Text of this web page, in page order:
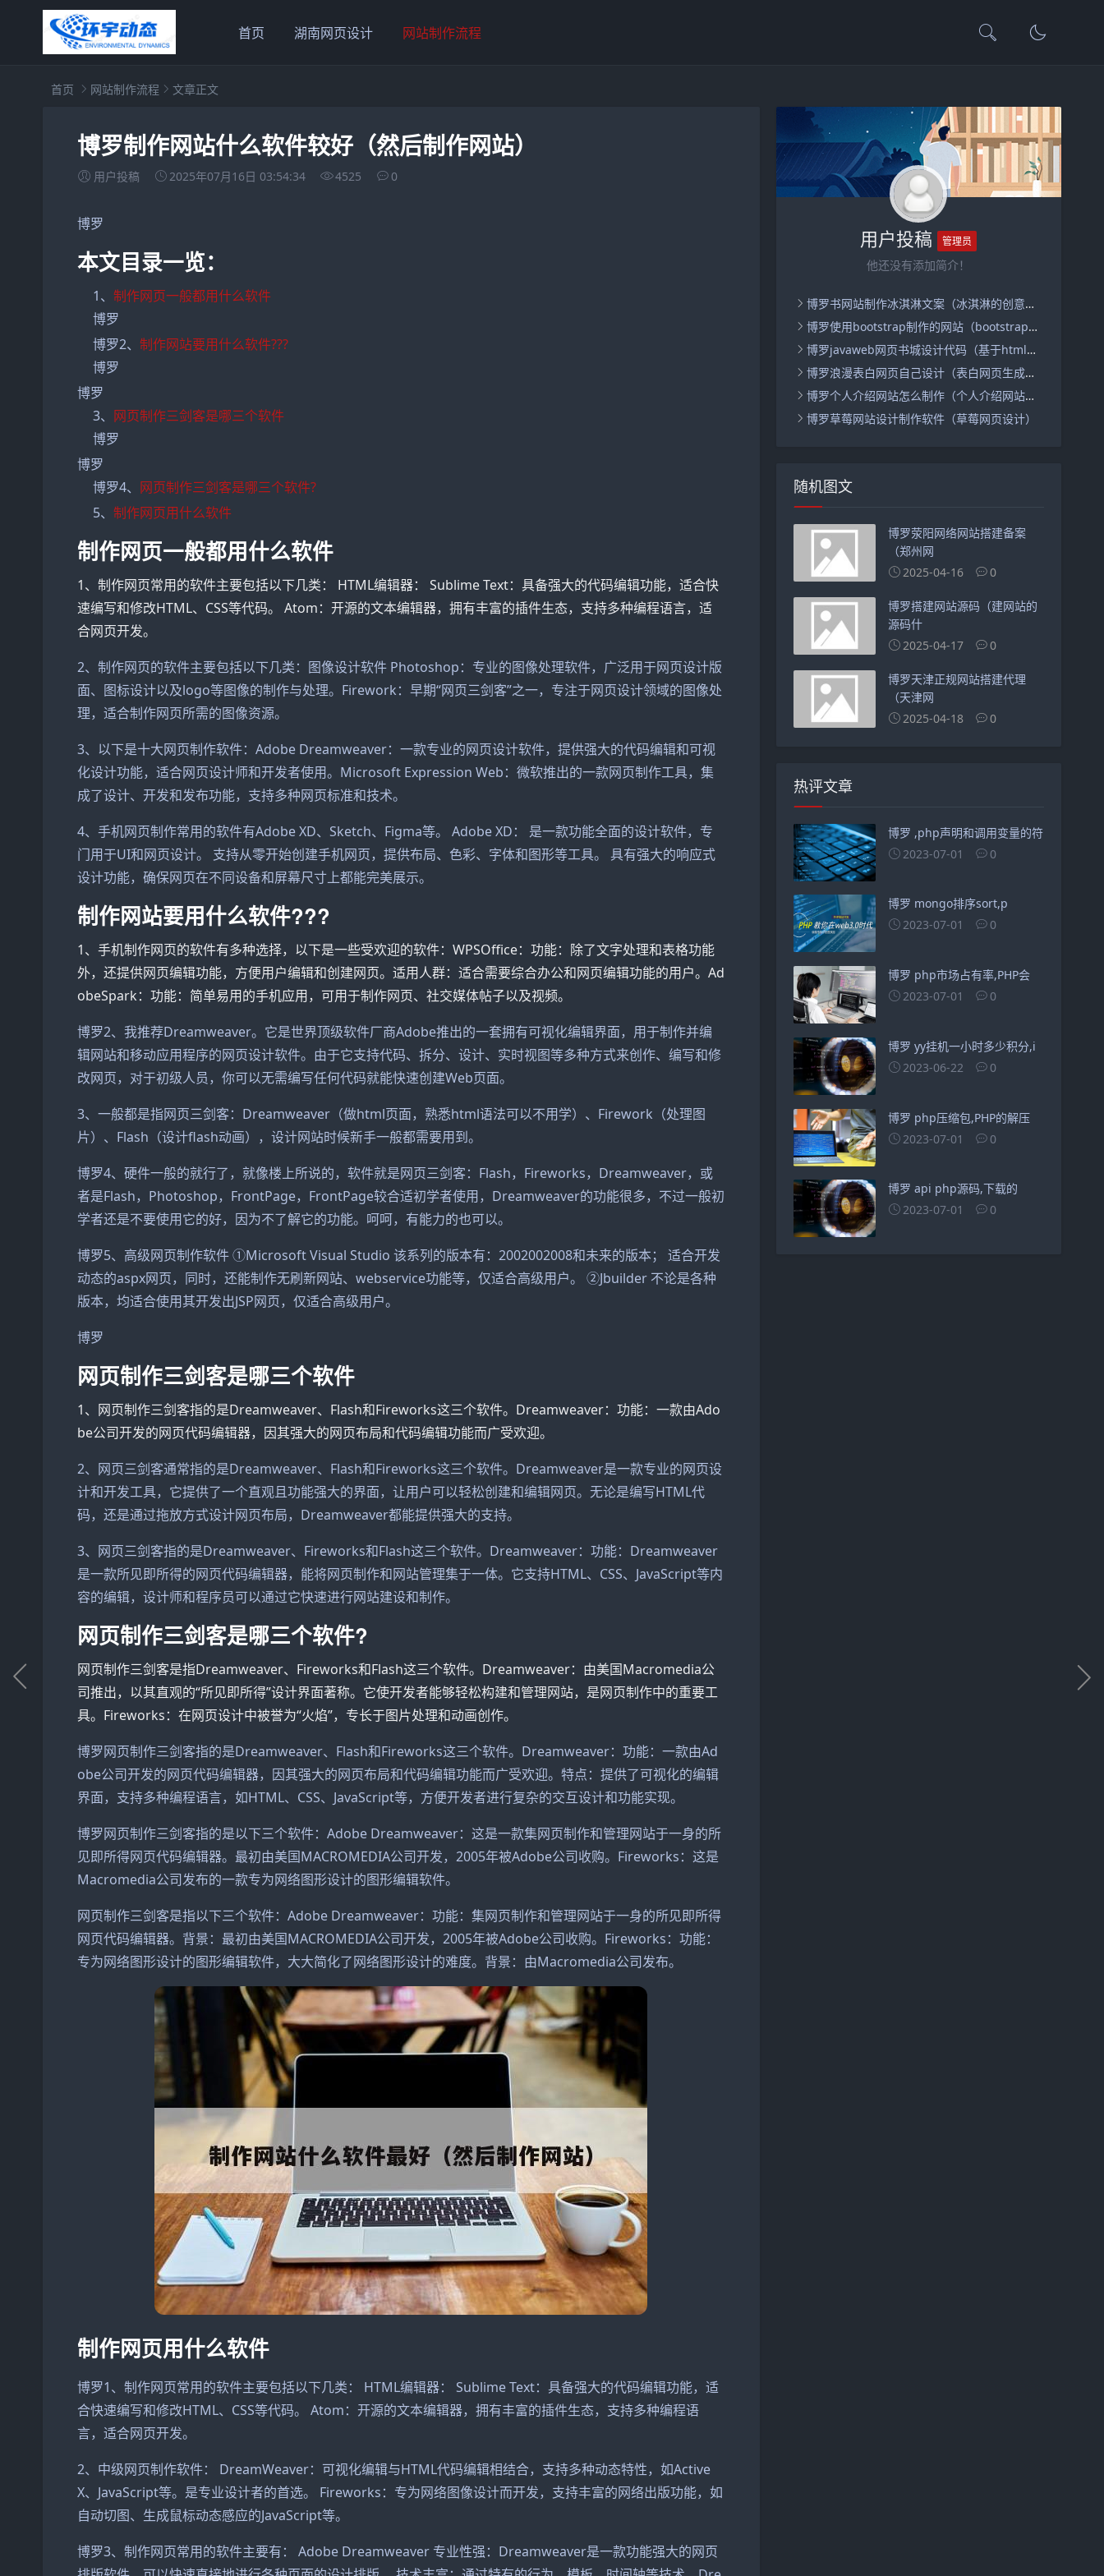
首页 湖南网页设计 网站制作流程
首页 网站制作流程 文章正文
博罗制作网站什么软件较好（然后制作网站）
用户投稿 2025年07月16日 03:54:34 4525 0
博罗
本文目录一览：
1、制作网页一般都用什么软件
博罗
博罗2、制作网站要用什么软件???
博罗
博罗
3、 网页制作三剑客是哪三个软件
博罗
博罗
博罗4、 网页制作三剑客是哪三个软件?
5、制作网页用什么软件
制作网页一般都用什么软件
1、制作网页常用的软件主要包括以下几类： HTML编辑器： Sublime Text：具备强大的代码编辑功能，适合快
速编写和修改HTML、CSS等代码。 Atom：开源的文本编辑器，拥有丰富的插件生态，支持多种编程语言，适
合网页开发。
2、制作网页的软件主要包括以下几类：图像设计软件 Photoshop：专业的图像处理软件，广泛用于网页设计版
面、图标设计以及logo等图像的制作与处理。Firework：早期“网页三剑客”之一，专注于网页设计领域的图像处
理，适合制作网页所需的图像资源。
3、以下是十大网页制作软件：Adobe Dreamweaver：一款专业的网页设计软件，提供强大的代码编辑和可视
化设计功能，适合网页设计师和开发者使用。Microsoft Expression Web：微软推出的一款网页制作工具，集
成了设计、开发和发布功能，支持多种网页标准和技术。
4、手机网页制作常用的软件有Adobe XD、Sketch、Figma等。 Adobe XD： 是一款功能全面的设计软件，专
门用于UI和网页设计。 支持从零开始创建手机网页，提供布局、色彩、字体和图形等工具。 具有强大的响应式
设计功能，确保网页在不同设备和屏幕尺寸上都能完美展示。
制作网站要用什么软件???
1、手机制作网页的软件有多种选择，以下是一些受欢迎的软件：WPSOffice：功能：除了文字处理和表格功能
外，还提供网页编辑功能，方便用户编辑和创建网页。适用人群：适合需要综合办公和网页编辑功能的用户。Ad
obeSpark：功能：简单易用的手机应用，可用于制作网页、社交媒体帖子以及视频。
博罗2、我推荐Dreamweaver。它是世界顶级软件厂商Adobe推出的一套拥有可视化编辑界面，用于制作并编
辑网站和移动应用程序的网页设计软件。由于它支持代码、拆分、设计、实时视图等多种方式来创作、编写和修
改网页，对于初级人员，你可以无需编写任何代码就能快速创建Web页面。
3、一般都是指网页三剑客：Dreamweaver（做html页面，熟悉html语法可以不用学）、Firework（处理图
片）、Flash（设计flash动画），设计网站时候新手一般都需要用到。
博罗4、硬件一般的就行了，就像楼上所说的，软件就是网页三剑客：Flash，Fireworks，Dreamweaver，或
者是Flash，Photoshop，FrontPage，FrontPage较合适初学者使用，Dreamweaver的功能很多，不过一般初
学者还是不要使用它的好，因为不了解它的功能。呵呵，有能力的也可以。
博罗5、高级网页制作软件 ①Microsoft Visual Studio 该系列的版本有：2002002008和未来的版本； 适合开发
动态的aspx网页，同时，还能制作无刷新网站、webservice功能等，仅适合高级用户。 ②Jbuilder 不论是各种
版本，均适合使用其开发出JSP网页，仅适合高级用户。
博罗
网页制作三剑客是哪三个软件
1、网页制作三剑客指的是Dreamweaver、Flash和Fireworks这三个软件。Dreamweaver：功能：一款由Ado
be公司开发的网页代码编辑器，因其强大的网页布局和代码编辑功能而广受欢迎。
2、网页三剑客通常指的是Dreamweaver、Flash和Fireworks这三个软件。Dreamweaver是一款专业的网页设
计和开发工具，它提供了一个直观且功能强大的界面，让用户可以轻松创建和编辑网页。无论是编写HTML代
码，还是通过拖放方式设计网页布局，Dreamweaver都能提供强大的支持。
3、网页三剑客指的是Dreamweaver、Fireworks和Flash这三个软件。Dreamweaver：功能：Dreamweaver
是一款所见即所得的网页代码编辑器，能将网页制作和网站管理集于一体。它支持HTML、CSS、JavaScript等内
容的编辑，设计师和程序员可以通过它快速进行网站建设和制作。
网页制作三剑客是哪三个软件?
网页制作三剑客是指Dreamweaver、Fireworks和Flash这三个软件。Dreamweaver：由美国Macromedia公
司推出，以其直观的“所见即所得”设计界面著称。它使开发者能够轻松构建和管理网站，是网页制作中的重要工
具。Fireworks：在网页设计中被誉为“火焰”，专长于图片处理和动画创作。
博罗网页制作三剑客指的是Dreamweaver、Flash和Fireworks这三个软件。Dreamweaver：功能：一款由Ad
obe公司开发的网页代码编辑器，因其强大的网页布局和代码编辑功能而广受欢迎。特点：提供了可视化的编辑
界面，支持多种编程语言，如HTML、CSS、JavaScript等，方便开发者进行复杂的交互设计和功能实现。
博罗网页制作三剑客指的是以下三个软件：Adobe Dreamweaver：这是一款集网页制作和管理网站于一身的所
见即所得网页代码编辑器。最初由美国MACROMEDIA公司开发，2005年被Adobe公司收购。Fireworks：这是
Macromedia公司发布的一款专为网络图形设计的图形编辑软件。
网页制作三剑客是指以下三个软件：Adobe Dreamweaver：功能：集网页制作和管理网站于一身的所见即所得
网页代码编辑器。背景：最初由美国MACROMEDIA公司开发，2005年被Adobe公司收购。Fireworks：功能：
专为网络图形设计的图形编辑软件，大大简化了网络图形设计的难度。背景：由Macromedia公司发布。
制作网页用什么软件
博罗1、制作网页常用的软件主要包括以下几类： HTML编辑器： Sublime Text：具备强大的代码编辑功能，适
合快速编写和修改HTML、CSS等代码。 Atom：开源的文本编辑器，拥有丰富的插件生态，支持多种编程语
言，适合网页开发。
2、中级网页制作软件： DreamWeaver：可视化编辑与HTML代码编辑相结合，支持多种动态特性，如Active
X、JavaScript等。是专业设计者的首选。 Fireworks：专为网络图像设计而开发，支持丰富的网络出版功能，如
自动切图、生成鼠标动态感应的JavaScript等。
博罗3、制作网页常用的软件主要有： Adobe Dreamweaver 专业性强：Dreamweaver是一款功能强大的网页
用户投稿 管理员
他还没有添加简介！
博罗书网站制作冰淇淋文案（冰淇淋的创意文案）
博罗使用bootstrap制作的网站（bootstrap网页制作成品）
博罗javaweb网页书城设计代码（基于html的网上书店代码）
博罗浪漫表白网页自己设计（表白网页生成器）
博罗个人介绍网站怎么制作（个人介绍网站怎么做）
博罗草莓网站设计制作软件（草莓网页设计）
随机图文
博罗荥阳网络网站搭建备案
（郑州网
2025-04-16
0
博罗搭建网站源码（建网站的
源码什
2025-04-17
0
博罗天津正规网站搭建代理
（天津网
2025-04-18
0
热评文章
博罗 ,php声明和调用变量的符
2023-07-01
0
博罗 mongo排序sort,p
2023-07-01
0
博罗 php市场占有率,PHP会
2023-07-01
0
博罗 yy挂机一小时多少积分,i
2023-06-22
0
博罗 php压缩包,PHP的解压
2023-07-01
0
博罗 api php源码,下载的
2023-07-01
0